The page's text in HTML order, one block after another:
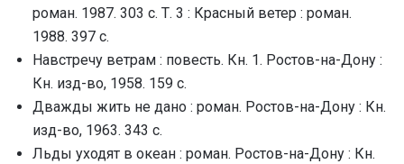
роман. 1987. 303 с. Т. 3 : Красный ветер : роман.
1988. 397 с.
Навстречу ветрам : повесть. Кн. 1. Ростов-на-Дону :
Кн. изд-во, 1958. 159 с.
Дважды жить не дано : роман. Ростов-на-Дону : Кн.
изд-во, 1963. 343 с.
Льды уходят в океан : роман. Ростов-на-Дону : Кн.